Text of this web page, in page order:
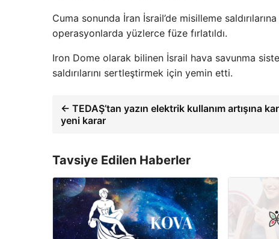
Cuma sonunda İran İsrail’de misilleme
operasyonlarda yüzlerce füze fırlatıldı.
Iron Dome olarak bilinen İsrail hava savunma
saldırılarını sertleştirmek için yemin etti.
← TEDAŞ’tan yazın elektrik kullanım artışına
yeni karar
Tavsiye Edilen Haberler